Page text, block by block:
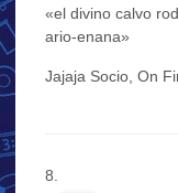
«el divino calvo
ario-enana»
Jajaja Socio, On